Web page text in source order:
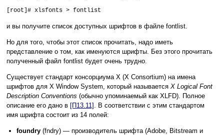
[root]# xlsfonts > fontlist
и вы получите список доступных шрифтов в файле fontlist.
Но для того, чтобы этот список прочитать, надо иметь
представление о том, как именуются шрифты. Без этого прочитать
полученный файл fontlist будет очень трудно.
Существует стандарт консорциума X (X Consortium) на имена
шрифтов для X Window System, который называется X Logical Font
Description Conventions (обычно упоминаемый как XLFD). Полное
описание его дано в [П13.11]
. В соответствии с этим стандартом
имя шрифта состоит из 14 полей:
foundry (fndry) — производитель шрифта (Adobe, Bitstream и